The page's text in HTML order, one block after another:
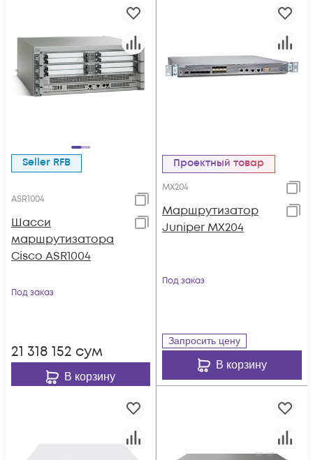
Seller RFB
ASR1004
Шасси
маршрутизатора
Cisco ASR1004
Под заказ
21 318 152 сум
В корзину
Проектный товар
MX204
Маршрутизатор
Juniper MX204
Под заказ
Запросить цену
В корзину